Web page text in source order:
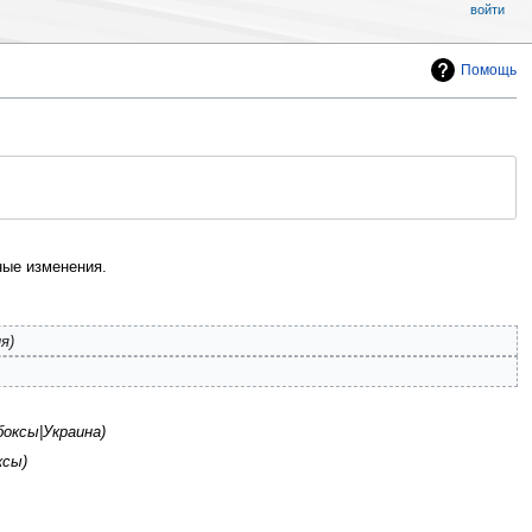
Помощь
изменения.
войти